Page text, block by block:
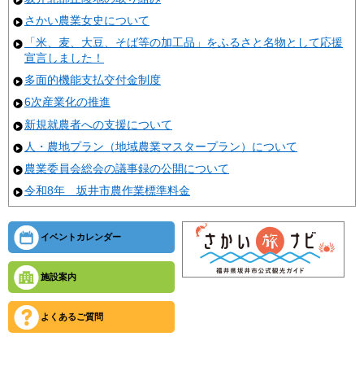
さかい農業女史について
「米、麦、大豆、そば等の加工品」をふるさと名物として応援
宣言しました！
多面的機能支払交付金制度
6次産業化の推進
新規就農者への支援について
人・農地プラン（地域農業マスタープラン）について
農業委員会総会の議事録の公開について
令和8年 坂井市農作業標準料金
イベントカレンダー
施設案内
よくあるご質問